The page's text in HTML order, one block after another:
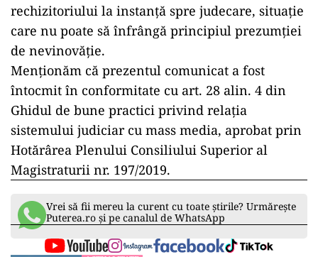
rechizitoriului la instanță spre judecare, situație
care nu poate să înfrângă principiul prezumției
de nevinovăție.
Menționăm că prezentul comunicat a fost
întocmit în conformitate cu art. 28 alin. 4 din
Ghidul de bune practici privind relația
sistemului judiciar cu mass media, aprobat prin
Hotărârea Plenului Consiliului Superior al
Magistraturii nr. 197/2019.
Vrei să fii mereu la curent cu toate știrile? Urmărește
Puterea.ro și pe canalul de WhatsApp